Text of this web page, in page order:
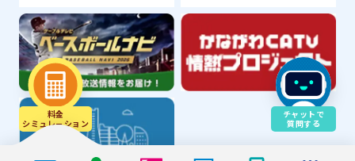
料金
シミュレ－ション
チャットで
質問する